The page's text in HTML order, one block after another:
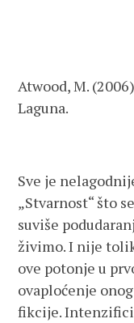
Atwood, M.
Laguna.
Sve je
„Stvarnost“ što
suviše
živimo. I nije
ove potonje u
ovaploćenje
fikcije.